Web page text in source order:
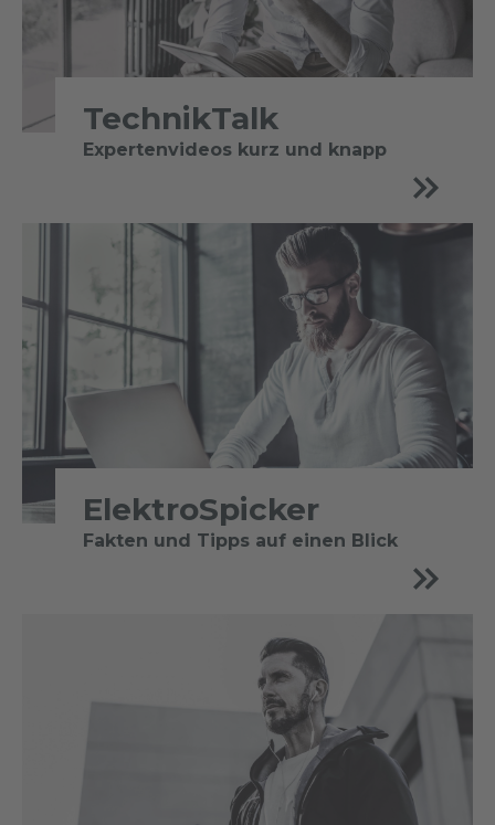
TechnikTalk
Expertenvideos kurz und knapp
ElektroSpicker
Fakten und Tipps auf einen Blick